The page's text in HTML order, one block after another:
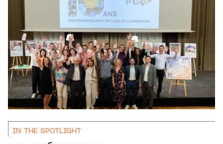
IN THE SPOTLIGHT